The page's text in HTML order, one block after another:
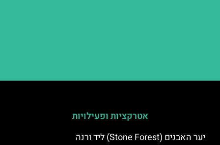
אטרקציות ופעילויות
יער האבנים (Stone Forest) ליד ורנה